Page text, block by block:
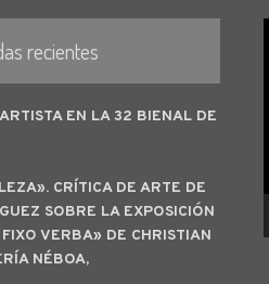
recientes
EN LA 32 BIENAL DE
CRÍTICA DE ARTE DE
SOBRE LA EXPOSICIÓN
VERBA» DE CHRISTIAN
NÉBOA,